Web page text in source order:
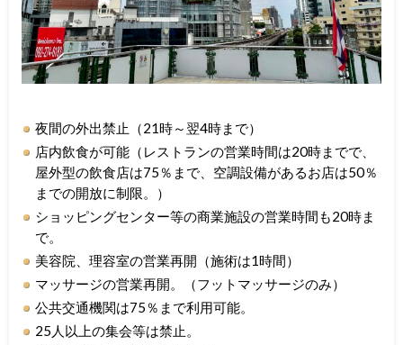
夜間の外出禁止（21時～翌4時まで）
店内飲食が可能（レストランの営業時間は20時までで、
屋外型の飲食店は75％まで、空調設備があるお店は50％
までの開放に制限。）
ショッピングセンター等の商業施設の営業時間も20時ま
で。
美容院、理容室の営業再開（施術は1時間）
マッサージの営業再開。（フットマッサージのみ）
公共交通機関は75％まで利用可能。
25人以上の集会等は禁止。